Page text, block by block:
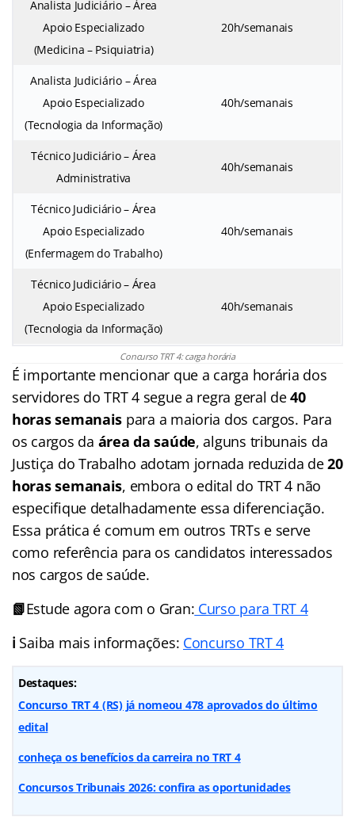
Analista Judiciário – Área
Apoio Especializado
(Medicina – Psiquiatria)
20h/semanais
Analista Judiciário – Área
Apoio Especializado
(Tecnologia da Informação)
40h/semanais
Técnico Judiciário – Área
Administrativa
40h/semanais
Técnico Judiciário – Área
Apoio Especializado
(Enfermagem do Trabalho)
40h/semanais
Técnico Judiciário – Área
Apoio Especializado
(Tecnologia da Informação)
40h/semanais
Concurso TRT 4: carga horária
É importante mencionar que a carga horária dos
servidores do TRT 4 segue a regra geral de40
horas semanais para a maioria dos cargos. Para
os cargos da área da saúde, alguns tribunais da
Justiça do Trabalho adotam jornada reduzida de20
horas semanais, embora o edital do TRT 4 não
especifique detalhadamente essa diferenciação.
Essa prática é comum em outros TRTs e serve
como referência para os candidatos interessados
nos cargos de saúde.
📗Estude agora com o Gran: Curso para TRT 4
ℹ️ Saiba mais informações: Concurso TRT 4
Destaques:
Concurso TRT 4 (RS) já nomeou 478 aprovados do último
edital
conheça os benefícios da carreira no TRT 4
Concursos Tribunais 2026: confira as oportunidades